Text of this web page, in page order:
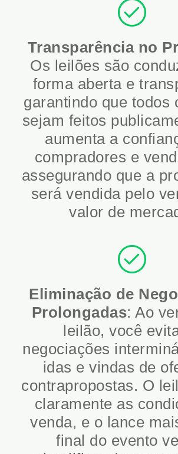
Transparência no
Os leilões são
forma aberta e
garantindo que todos
sejam feitos
aumenta a
compradores e
assegurando que a
será vendida pelo
valor de
Eliminação de
Prolongadas: Ao
leilão, você
negociações
idas e vindas de
contrapropostas. O
claramente as
venda, e o lance
final do evento